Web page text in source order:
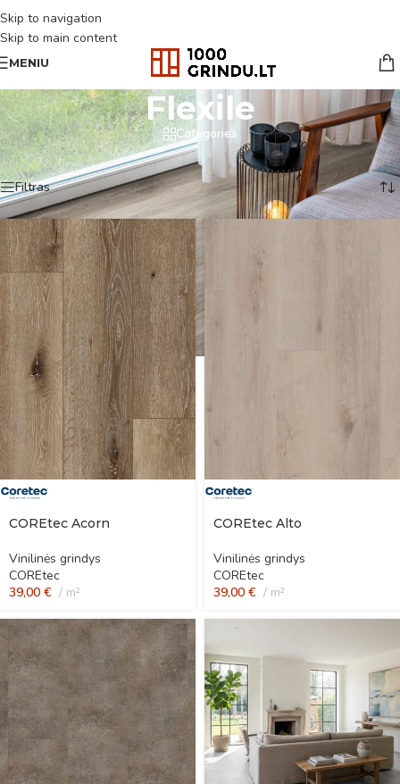
Skip to navigation
Skip to main content
MENIU
Flexile
Categories
Pradžia/Produkto COREtec kolekcija Flexile Rodoma 1–18 iš 20
Filtras
COREtec Acorn
Vinilinės grindys
COREtec
39,00 € m²
COREtec Alto
Vinilinės grindys
COREtec
39,00 € m²